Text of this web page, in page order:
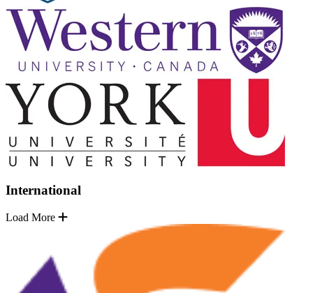
International
Load More